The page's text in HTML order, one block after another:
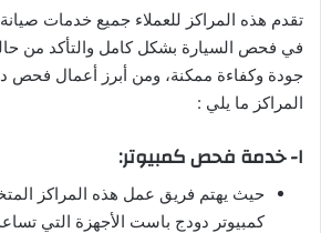
تقدم هذه المراكز للعملاء جميع خدمات
في فحص السيارة بشكل كامل والتأكد من
جودة وكفاءة ممكنة، ومن أبرز أعمال فحص
المراكز ما يلي :
ا- خدمة فحص كمبيوتر:
حيث يهتم فريق عمل هذه المراكز
كمبيوتر دودج باست الأجهزة التي